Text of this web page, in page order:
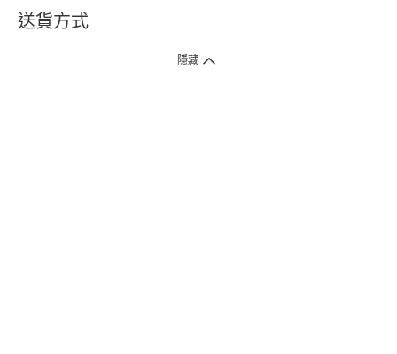
送貨方式
1. 送貨到府（受衛生署條例規管產品除外 ）
隱藏